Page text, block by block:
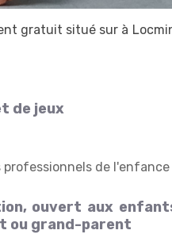
gratuit situé sur à
de jeux
de l'enfance
ouvert aux
ou grand-parent